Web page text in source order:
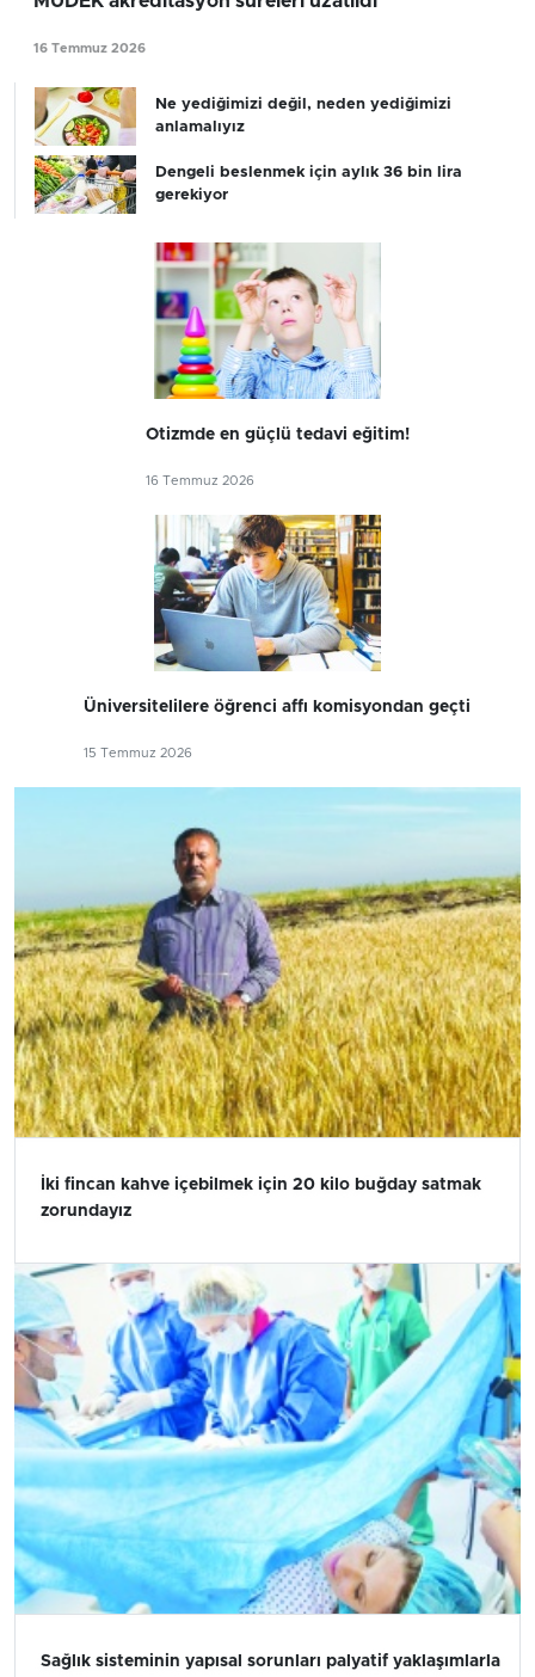
16 Temmuz 2026
Ne yediğimizi değil, neden yediğimizi
anlamalıyız
Dengeli beslenmek için aylık 36 bin lira
gerekiyor
Otizmde en güçlü tedavi eğitim!
16 Temmuz 2026
Üniversitelilere öğrenci affı komisyondan geçti
15 Temmuz 2026
İki fincan kahve içebilmek için 20 kilo buğday satmak
zorundayız
Sağlık sisteminin yapısal sorunları palyatif yaklaşımlarla